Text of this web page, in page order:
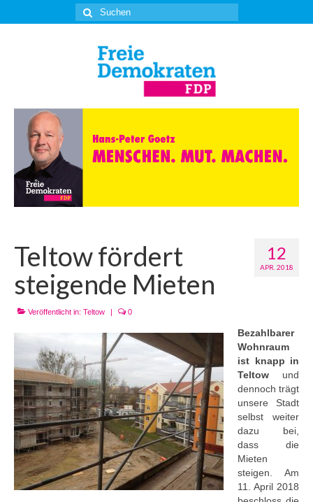
Suche
nach:
12
APR. 2018
Teltow fördert
steigende Mieten
Veröffentlicht in: Teltow | 0
Bezahlbarer
Wohnraum
ist knapp in
Teltow und
dennoch trägt
unsere Stadt
selbst weiter
dazu bei,
dass die
Mieten
steigen. Am
11. April 2018